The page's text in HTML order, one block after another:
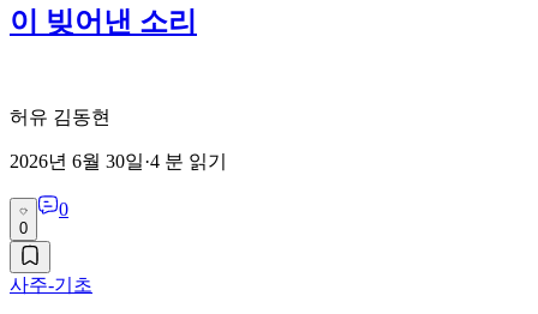
이 빚어낸 소리
허유 김동현
2026년 6월 30일·4 분 읽기
0
0
사주-기초